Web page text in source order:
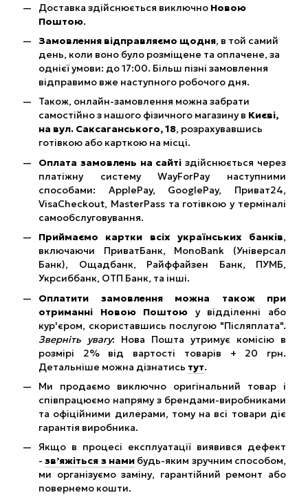
Доставка здійснюється виключно Новою
Поштою.
Замовлення відправляємо щодня, в той самий
день, коли воно було розміщене та оплачене, за
однієї умови: до 17:00. Більш пізні замовлення
відправимо вже наступного робочого дня.
Також, онлайн-замовлення можна забрати
самостійно з нашого фізичного магазину в Києві,
на вул. Саксаганського, 18, розрахувавшись
готівкою або карткою на місці.
Оплата замовлень на сайтіздійснюється через
платіжну систему WayForPay наступними
способами: ApplePay, GooglePay, Приват24,
VisaCheckout, MasterPass та готівкою у терміналі
самообслуговування.
Приймаємо картки всіх українських банків,
включаючи ПриватБанк, MonoBank (Універсал
Банк), Ощадбанк, Райффайзен Банк, ПУМБ,
Укрсиббанк, ОТП Банк, та інші.
Оплатити замовлення можна також при
отриманні Новою Поштою у відділенні або
кур'єром, скориставшись послугою "Післяплата".
Зверніть увагу: Нова Пошта утримує комісію в
розмірі 2% від вартості товарів + 20 грн.
Детальніше можна дізнатись тут.
Ми продаємо виключно оригінальний товар і
співпрацюємо напряму з брендами-виробниками
та офіційними дилерами, тому на всі товари діє
гарантія виробника.
Якщо в процесі експлуатації виявився дефект
-зв’яжіться з нами будь-яким зручним способом,
ми організуємо заміну, гарантійний ремонт або
повернемо кошти.